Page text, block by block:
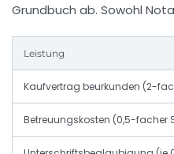
Grundbuch ab. Sowohl
Leistung
Kaufvertrag beurkunden (2-
Betreuungskosten (0,5-facher